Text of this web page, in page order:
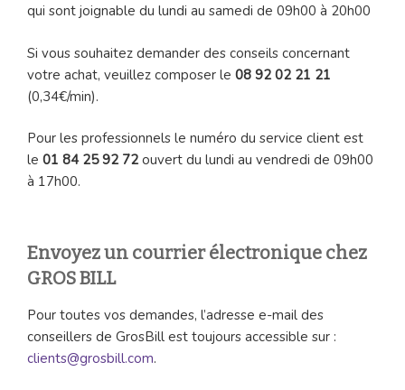
qui sont joignable du lundi au samedi de 09h00 à 20h00
Si vous souhaitez demander des conseils concernant
votre achat, veuillez composer le 08 92 02 21 21
(0,34€/min).
Pour les professionnels le numéro du service client est
le 01 84 25 92 72 ouvert du lundi au vendredi de 09h00
à 17h00.
Envoyez un courrier électronique chez
GROS BILL
Pour toutes vos demandes, l’adresse e-mail des
conseillers de GrosBill est toujours accessible sur :
clients@grosbill.com.